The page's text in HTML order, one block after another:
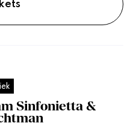
Sinfonietta &